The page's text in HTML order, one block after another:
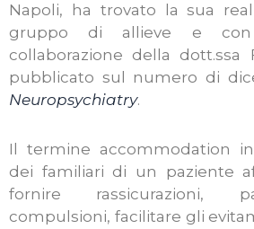
Napoli, ha trovato la sua
gruppo di allieve e con
collaborazione della dott.ssa
pubblicato sul numero di
Neuropsychiatry.
Il termine accommodation
dei familiari di un paziente
fornire rassicurazioni,
compulsioni, facilitare gli